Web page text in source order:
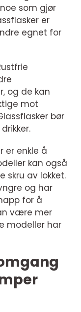
som gjør
er
egnet for
og de kan
mot
bør
er enkle å
kan også
skru av lokket.
og har
for å
være mer
modeller har